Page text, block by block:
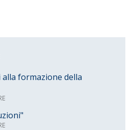
formazione della